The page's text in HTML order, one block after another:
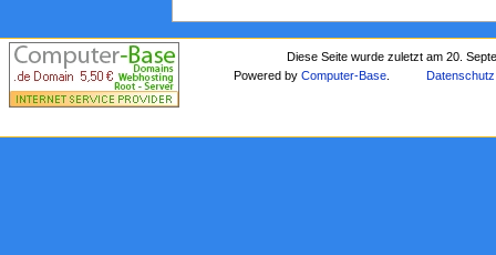
Diese Seite wurde zuletzt am 20.
Powered byComputer-Base Datenschutz